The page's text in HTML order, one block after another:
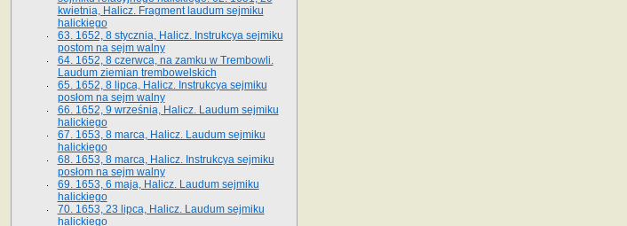
kwietnia, Halicz. Fragment laudum sejmiku
halickiego
63. 1652, 8 stycznia, Halicz. Instrukcya sejmiku
postom na sejm walny
64. 1652, 8 czerwca, na zamku w Trembowli.
Laudum ziemian trembowelskich
65. 1652, 8 lipca, Halicz. Instrukcya sejmiku
posłom na sejm walny
66. 1652, 9 września, Halicz. Laudum sejmiku
halickiego
67. 1653, 8 marca, Halicz. Laudum sejmiku
halickiego
68. 1653, 8 marca, Halicz. Instrukcya sejmiku
posłom na sejm walny
69. 1653, 6 maja, Halicz. Laudum sejmiku
halickiego
70. 1653, 23 lipca, Halicz. Laudum sejmiku
halickiego